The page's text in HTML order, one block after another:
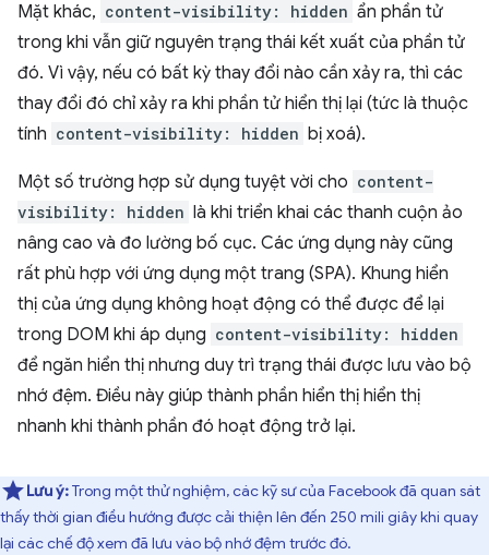
Mặt khác, content-visibility: hidden ẩn phần tử
trong khi vẫn giữ nguyên trạng thái kết xuất của phần tử
đó. Vì vậy, nếu có bất kỳ thay đổi nào cần xảy ra, thì các
thay đổi đó chỉ xảy ra khi phần tử hiển thị lại (tức là thuộc
tính content-visibility: hidden bị xoá).
Một số trường hợp sử dụng tuyệt vời cho content-
visibility: hidden là khi triển khai các thanh cuộn ảo
nâng cao và đo lường bố cục. Các ứng dụng này cũng
rất phù hợp với ứng dụng một trang (SPA). Khung hiển
thị của ứng dụng không hoạt động có thể được để lại
trong DOM khi áp dụng content-visibility: hidden
để ngăn hiển thị nhưng duy trì trạng thái được lưu vào bộ
nhớ đệm. Điều này giúp thành phần hiển thị hiển thị
nhanh khi thành phần đó hoạt động trở lại.
Lưu ý:Trong một thử nghiệm, các kỹ sư của Facebook đã quan sát
thấy thời gian điều hướng được cải thiện lên đến 250 mili giây khi quay
lại các chế độ xem đã lưu vào bộ nhớ đệm trước đó.